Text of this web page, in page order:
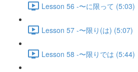
Lesson 56 -〜に限って (5:03)
Lesson 57 -〜限り(は) (5:07)
Lesson 58 -〜限りでは (5:44)